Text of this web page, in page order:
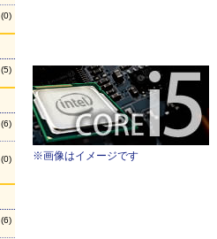
(0)
(5)
(6)
(0)
(6)
※画像はイメージです